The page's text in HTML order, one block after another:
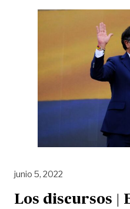
junio 5, 2022
Los discursos |